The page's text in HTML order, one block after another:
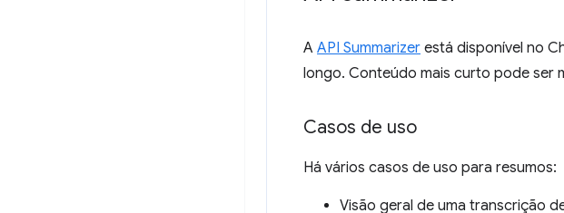
A API Summarizer está disponível no
longo. Conteúdo mais curto pode ser
Casos de uso
Há vários casos de uso para resumos:
Visão geral de uma transcrição